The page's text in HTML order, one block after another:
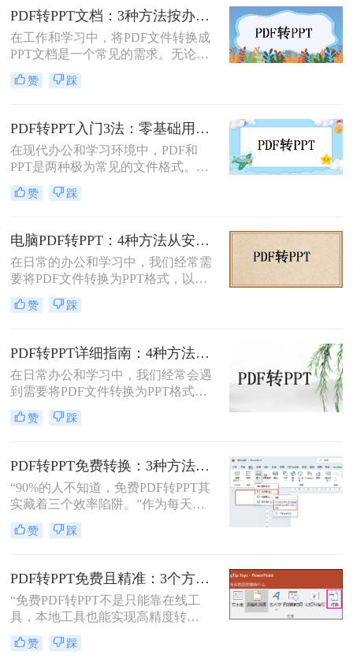
要将PDF文件转换为PPT格式，以便
进行编辑、修改或演示。那么pdf怎么
转换成ppt呢？本文将详细介绍几种将
PDF转换为PPT的方法，帮助您轻松
实现文件格式的转换。
PDF转PPT文档：3种方法按办公场景（汇报/教学/合同）选择！
在工作和学习中，将PDF文件转换成
PPT文档是一个常见的需求。无论是
为了制作演示文稿、提取内容还是重
新排版，掌握几种有效的转换方法都
ppt文档呢？本文将介绍三种常用的
PDF转PPT的方法，帮助您轻松完成
PDF到PPT的转换。
赞 踩
PDF转PPT入门3法：零基础用户的操作要点和注意事项！
在现代办公和学习环境中，PDF和
PPT是两种极为常见的文件格式。
PDF因其固定格式的特点而受到广泛
欢迎，尤其适合用于合同、学术论文
而，当这些静态内容需要被进一步编
辑或在公共场合展示时，将其转换为
PPT格式成为了一种常见的需求。那
么PDF如何转为PPT呢？本文将详细
介绍三种将PDF转换为PPT的方法，
帮助您根据自己的实际需求选择最合
赞 踩
电脑PDF转PPT：4种方法从安装到输出的完整对比！
在日常的办公和学习中，我们经常需
要将PDF文件转换为PPT格式，以便
更好地进行演示和编辑。那么电脑如
何PDF转PPT呢？以下介绍四种常见
赞 踩
PDF转PPT详细指南：4种方法的参数配置和输出效果调优！
在日常办公和学习中，我们经常会遇
到需要将PDF文件转换为PPT格式的
情况。无论是为了便于演示还是进一
步编辑，掌握有效的转换方法都是必
本文将详细介绍几种常用的方法。
赞 踩
PDF转PPT免费转换：3种方法的隐藏功能和效率差异！
“90%的人不知道，免费PDF转PPT其
实藏着三个效率陷阱。”作为每天处
理20+份文档的办公博主，我见过太
多人被“免费转换”的噱头坑过——要
要么扫描版PDF转完还是图片格式，
更有甚者因为文件包含商业数据，转
换后收到平台的“付费解锁”勒索邮
件。
赞 踩
PDF转PPT免费且精准：3个方法的转换精度和避坑指南！
“免费PDF转PPT不是只能靠在线工
具，本地工具也能实现高精度转
换”在职场办公与自媒体创作中，将
PDF格式的报告、课件、素材转为可
赞 踩